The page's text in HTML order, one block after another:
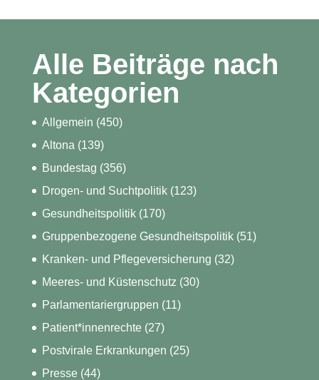
Alle Beiträge nach
Kategorien
Allgemein (450)
Altona (139)
Bundestag (356)
Drogen- und Suchtpolitik(123)
Gesundheitspolitik(170)
Gruppenbezogene Gesundheitspolitik(51)
Kranken- und Pflegeversicherung (32)
Meeres- und Küstenschutz (30)
Parlamentariergruppen (11)
Patient*innenrechte(27)
Postvirale Erkrankungen (25)
Presse(44)